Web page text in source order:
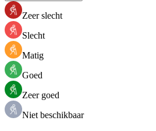
Zeer slecht
Slecht
Matig
Goed
Zeer goed
Niet beschikbaar